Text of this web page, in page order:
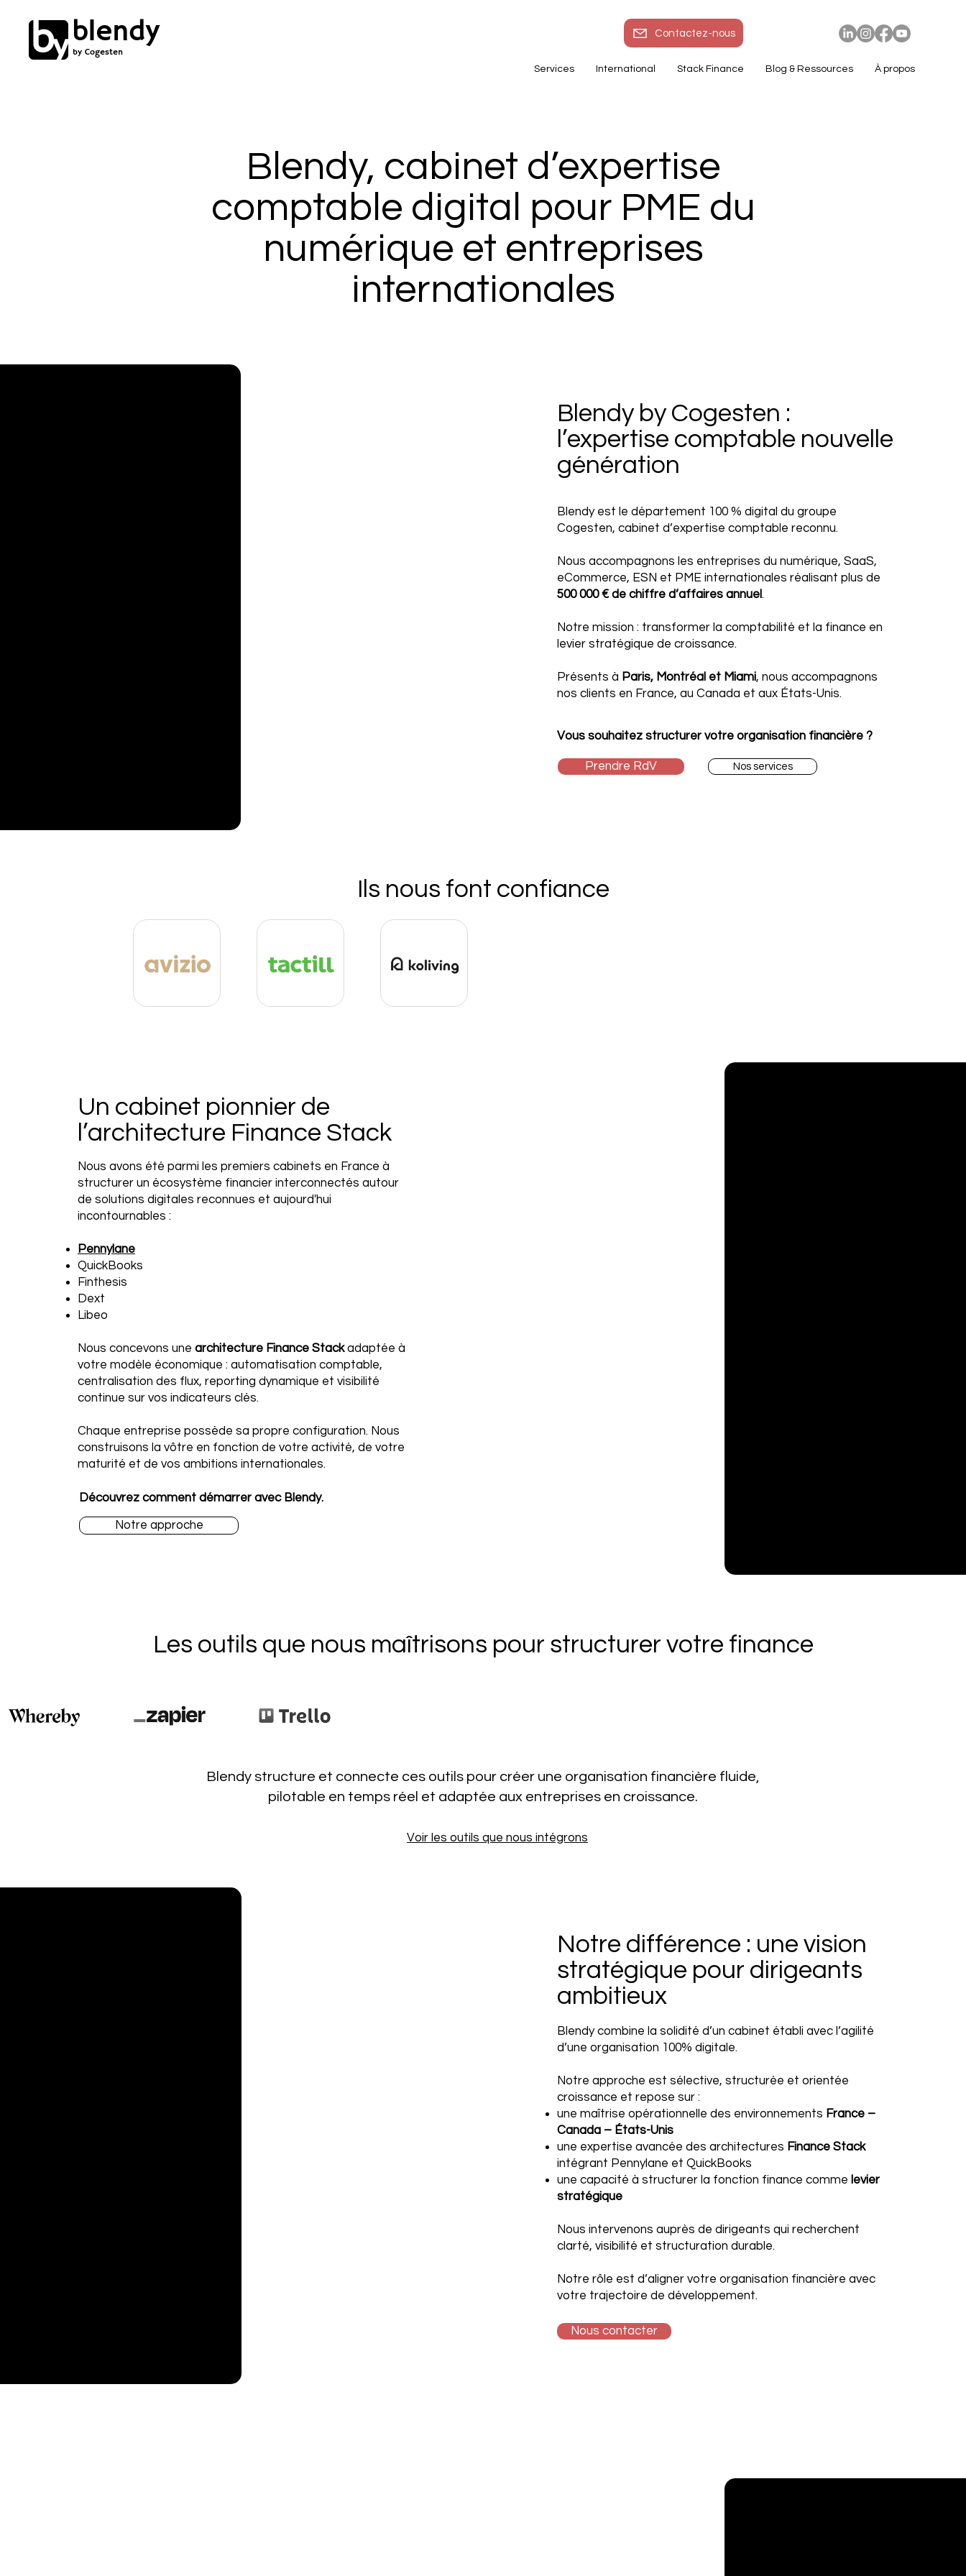
blendy
by Cogesten
Contactez-nous
Services International Stack Finance Blog & Ressources À propos
Blendy, cabinet d’expertise
comptable digital pour PME du
numérique et entreprises
internationales
Blendy by Cogesten :
l’expertise comptable nouvelle
génération
Blendy est le département 100 % digital du groupe
Cogesten, cabinet d’expertise comptable reconnu.
Nous accompagnons les entreprises du numérique, SaaS,
eCommerce, ESN et PME internationales réalisant plus de
500 000 € de chiffre d’affaires annuel.
Notre mission : transformer la comptabilité et la finance en
levier stratégique de croissance.
Présents à Paris, Montréal et Miami, nous accompagnons
nos clients en France, au Canada et aux États-Unis.
Vous souhaitez structurer votre organisation financière ?
Prendre RdV Nos services
Ils nous font confiance
Un cabinet pionnier de
l’architecture Finance Stack
Nous avons été parmi les premiers cabinets en France à
structurer un écosystème financier interconnectés autour
de solutions digitales reconnues et aujourd'hui
incontournables :
Pennylane
QuickBooks
Finthesis
Dext
Libeo
Nous concevons une architecture Finance Stackadaptée à
votre modèle économique : automatisation comptable,
centralisation des flux, reporting dynamique et visibilité
continue sur vos indicateurs clés.
Chaque entreprise possède sa propre configuration. Nous
construisons la vôtre en fonction de votre activité, de votre
maturité et de vos ambitions internationales.
Découvrez comment démarrer avec Blendy.
Notre approche
Les outils que nous maîtrisons pour structurer votre finance
Blendy structure et connecte ces outils pour créer une organisation financière fluide,
pilotable en temps réel et adaptée aux entreprises en croissance.
Voir les outils que nous intégrons
Notre différence : une vision
stratégique pour dirigeants
ambitieux
Blendy combine la solidité d’un cabinet établi avec l’agilité
d’une organisation 100% digitale.
Notre approche est sélective, structurée et orientée
croissance et repose sur :
une maîtrise opérationnelle des environnements France –
Canada – États-Unis
une expertise avancée des architectures Finance Stack
intégrant Pennylane et QuickBooks
une capacité à structurer la fonction finance comme levier
stratégique
Nous intervenons auprès de dirigeants qui recherchent
clarté, visibilité et structuration durable.
Notre rôle est d’aligner votre organisation financière avec
votre trajectoire de développement.
Nous contacter